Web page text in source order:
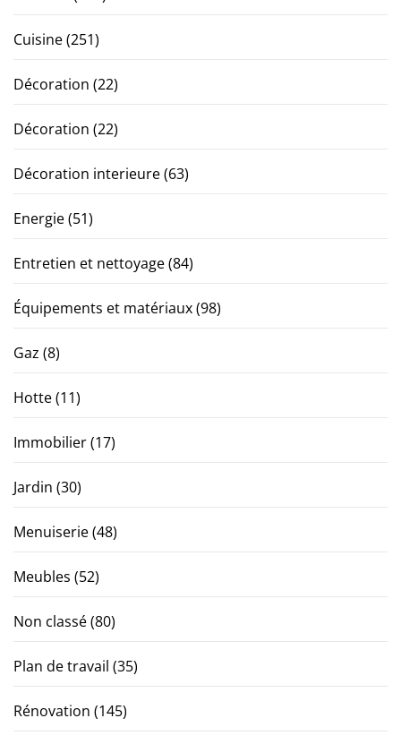
Cuisine(251)
Décoration (22)
Décoration (22)
Décoration interieure(63)
Energie(51)
Entretien et nettoyage(84)
Équipements et matériaux(98)
Gaz (8)
Hotte(11)
Immobilier(17)
Jardin (30)
Menuiserie(48)
Meubles (52)
Non classé(80)
Plan de travail (35)
Rénovation (145)